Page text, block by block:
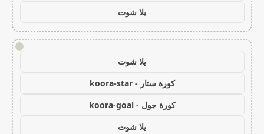
يلا شوت
!
يلا شوت
كورة ستار - koora-star
كورة جول - koora-goal
يلا شوت